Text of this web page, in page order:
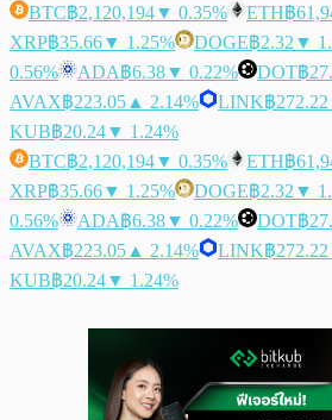
BTC฿2,120,194▼ 0.35% ETH฿
XRP฿35.66▼ 1.25% DOGE฿2.32 ▼
0.56%
ADA฿6.38▼ 0.22% DOT฿
AVAX฿223.05 ▲ 2.14% LINK฿272.22
KUB฿20.24▼ 1.24%
BTC฿2,120,194▼ 0.35% ETH฿
XRP฿35.66▼ 1.25% DOGE฿2.32 ▼
0.56%
ADA฿6.38▼ 0.22% DOT฿
AVAX฿223.05 ▲ 2.14% LINK฿272.22
KUB฿20.24▼ 1.24%